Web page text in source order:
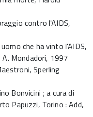
contro l'AIDS,
che ha vinto l'AIDS,
A. Mondadori, 1997
Sperling
Bonvicini ; a cura di
Papuzzi, Torino : Add,